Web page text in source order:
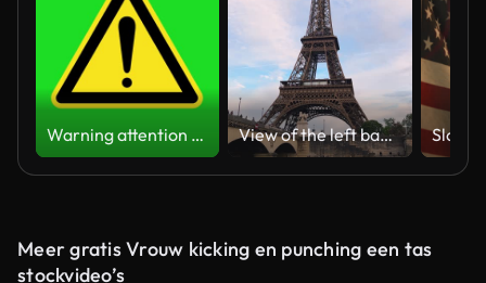
Warning attention yellow hazard message street sign 4k green screen caution animation View of the left bank of the Seine River, the Eiffel Tower, boats sailing on the river, the Quai Jacques-Chirac embankment and Pont d'Iena, Jena Bridge spanning the River Seine of Paris, France.
Meer gratis Vrouw kicking en punching een tas
stockvideo’s